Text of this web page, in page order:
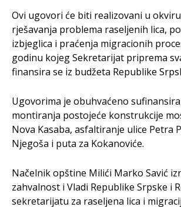
Ovi ugovori će biti realizovani u
rješavanja problema raseljenih lica,
izbjeglica i praćenja migracionih
godinu kojeg Sekretarijat priprema
finansira se iz budžeta Republike
Ugovorima je obuhvaćeno
montiranja postojeće konstrukcije
Nova Kasaba, asfaltiranje ulice Petra
Njegoša i puta za Kokanoviće.
Načelnik opštine Milići Marko Savić
zahvalnost i Vladi Republike Srpske i
sekretarijatu za raseljena lica i